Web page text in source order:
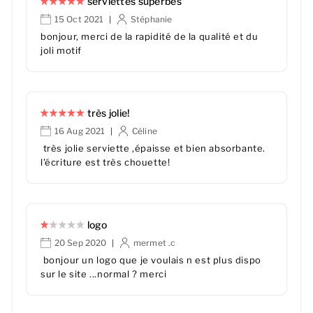
15 Oct 2021 | Stéphanie
bonjour, merci de la rapidité de la qualité et du
joli motif
très jolie!
16 Aug 2021 | Céline
très jolie serviette ,épaisse et bien absorbante.
l'écriture est très chouette!
logo
20 Sep 2020 | mermet .c
bonjour un logo que je voulais n est plus dispo
sur le site ...normal ? merci